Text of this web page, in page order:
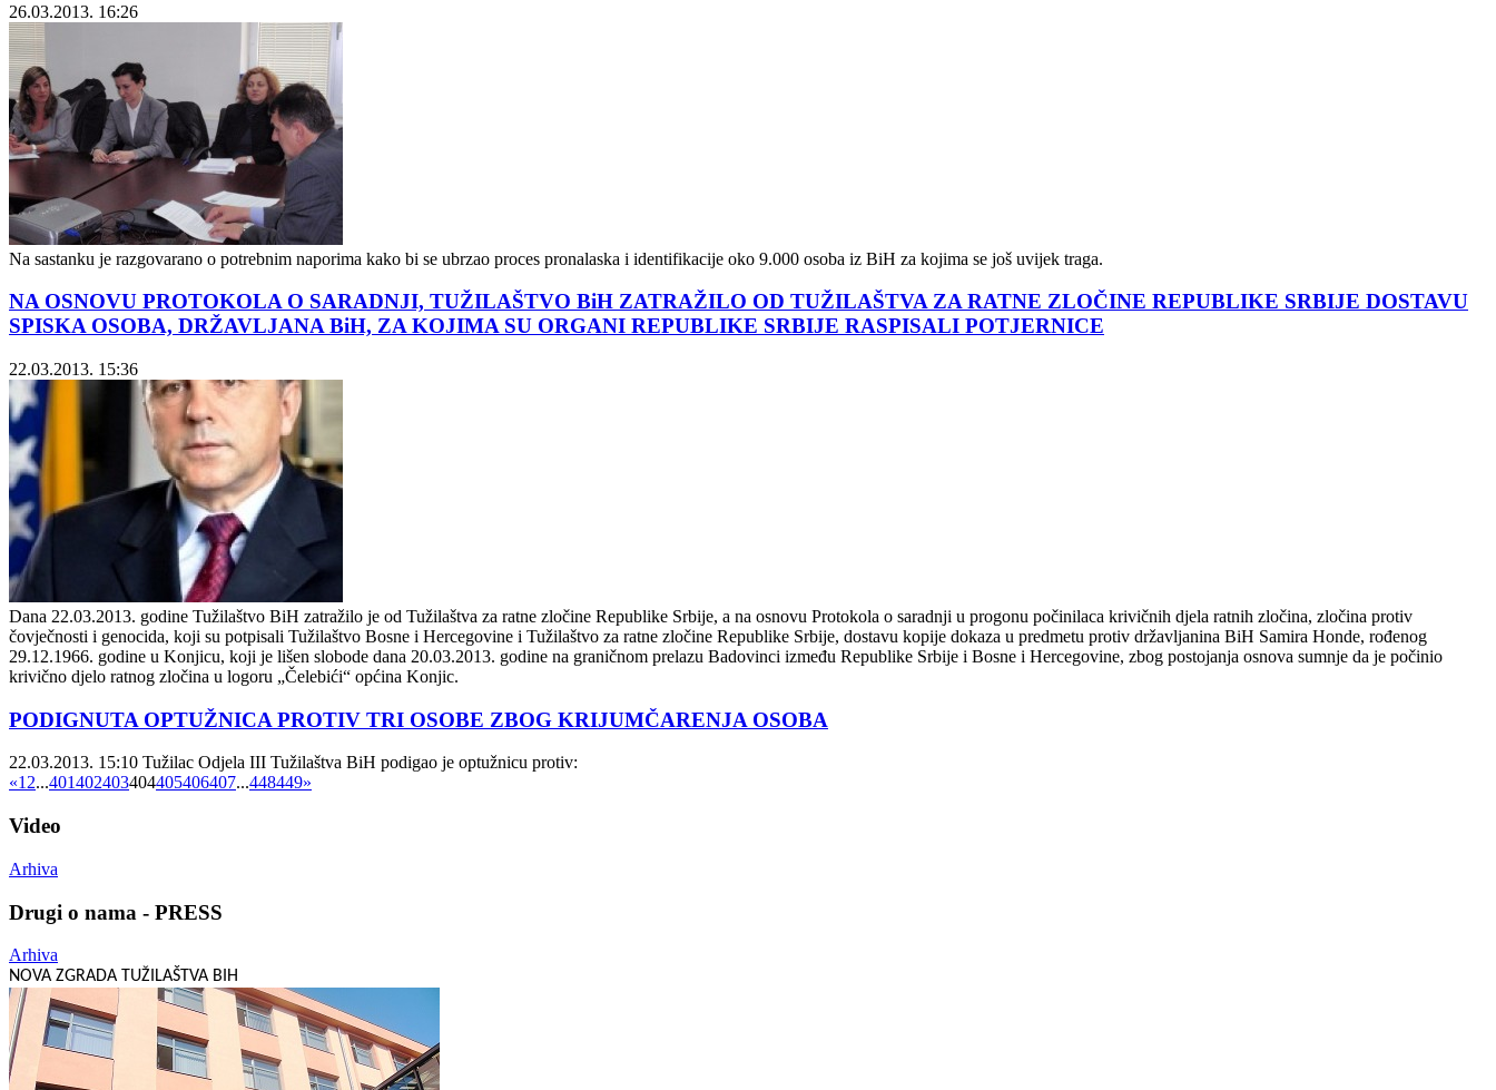
26.03.2013. 16:26
Na sastanku je razgovarano o potrebnim naporima kako bi se ubrzao proces pronalaska i identifikacije oko 9.000 osoba iz BiH za kojima se još uvijek traga.
NA OSNOVU PROTOKOLA O SARADNJI, TUŽILAŠTVO BiH ZATRAŽILO OD TUŽILAŠTVA ZA RATNE ZLOČINE REPUBLIKE SRBIJE DOSTAVU
SPISKA OSOBA, DRŽAVLJANA BiH, ZA KOJIMA SU ORGANI REPUBLIKE SRBIJE RASPISALI POTJERNICE
22.03.2013. 15:36
Dana 22.03.2013. godine Tužilaštvo BiH zatražilo je od Tužilaštva za ratne zločine Republike Srbije, a na osnovu Protokola o saradnji u progonu počinilaca krivičnih djela ratnih zločina, zločina protiv
čovječnosti i genocida, koji su potpisali Tužilaštvo Bosne i Hercegovine i Tužilaštvo za ratne zločine Republike Srbije, dostavu kopije dokaza u predmetu protiv državljanina BiH Samira Honde, rođenog
29.12.1966. godine u Konjicu, koji je lišen slobode dana 20.03.2013. godine na graničnom prelazu Badovinci između Republike Srbije i Bosne i Hercegovine, zbog postojanja osnova sumnje da je počinio
krivično djelo ratnog zločina u logoru „Čelebići“ općina Konjic.
PODIGNUTA OPTUŽNICA PROTIV TRI OSOBE ZBOG KRIJUMČARENJA OSOBA
22.03.2013. 15:10 Tužilac Odjela III Tužilaštva BiH podigao je optužnicu protiv:
«12...401402403404405406407...448449»
Video
Arhiva
Drugi o nama - PRESS
Arhiva
NOVA ZGRADA TUŽILAŠTVA BIH